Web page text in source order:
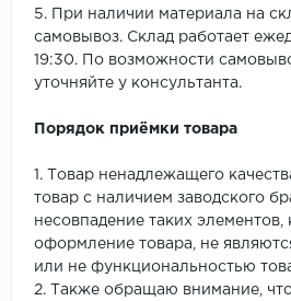
5. При наличии материала на
самовывоз. Склад работает
19:30. По возможности
уточняйте у консультанта.
Порядок приёмки товара
1. Товар ненадлежащего
товар с наличием заводского
несовпадение таких элементов,
оформление товара, не
или не функциональностью
2. Также обращаю внимание,